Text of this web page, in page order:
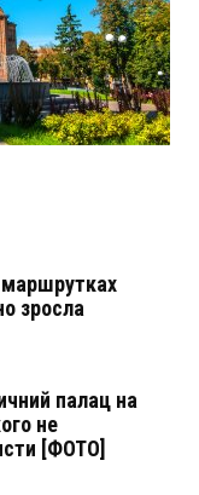
маршрутках
зросла
палац на
не
[ФОТО]